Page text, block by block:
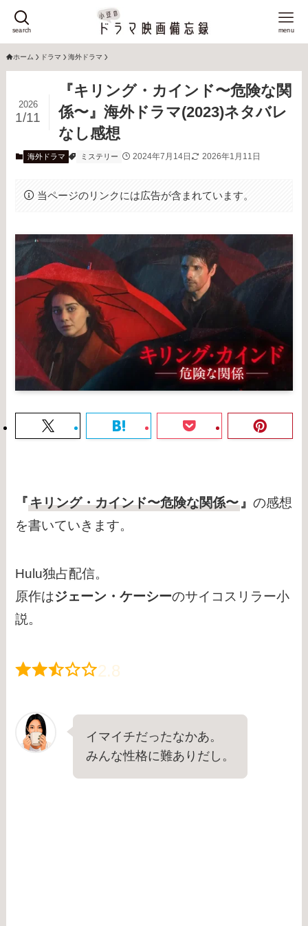
search menu
ホーム ドラマ 海外ドラマ
『キリング・カインド〜危険な関
係〜』海外ドラマ(2023)ネタバレ
なし感想
2026
1/11
海外ドラマ ミステリー 2024年7月14日 2026年1月11日
当ページのリンクには広告が含まれています。
『キリング・カインド〜危険な関係〜』の感想
を書いていきます。
Hulu独占配信。
原作はジェーン・ケーシーのサイコスリラー小
説。
2.8
イマイチだったなかあ。
みんな性格に難ありだし。